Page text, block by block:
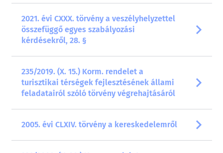
2021. évi CXXX. törvény a veszélyhelyzettel
összefüggő egyes szabályozási
kérdésekről, 28. §
235/2019. (X. 15.) Korm. rendelet a
turisztikai térségek fejlesztésének állami
feladatairól szóló törvény végrehajtásáról
2005. évi CLXIV. törvény a kereskedelemről